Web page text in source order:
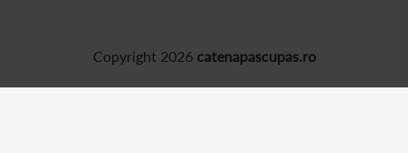
Copyright 2026 catenapascupas.ro